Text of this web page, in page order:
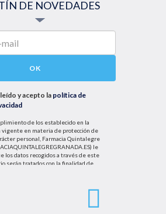
DE NOVEDADES
OK
y acepto la política de
de los establecido en la
vigente en materia de protección de
personal, Farmacia Quintalegre
le
los datos recogidos a través de este
serán tratados con la finalidad de
de sus datos personales se basará